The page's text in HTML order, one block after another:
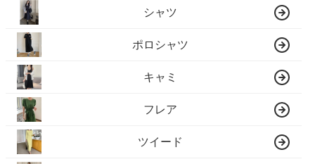
シャツ
ポロシャツ
キャミ
フレア
ツイード